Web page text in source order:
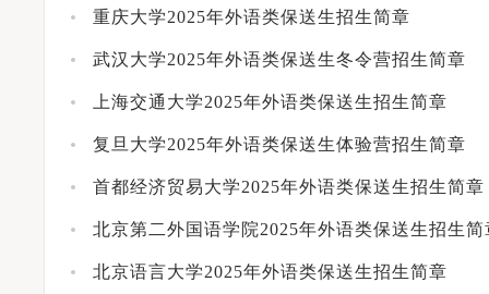
重庆大学2025年外语类保送生招生简章
武汉大学2025年外语类保送生冬令营招生简章
上海交通大学2025年外语类保送生招生简章
复旦大学2025年外语类保送生体验营招生简章
首都经济贸易大学2025年外语类保送生招生简章
北京第二外国语学院2025年外语类保送生招生简
北京语言大学2025年外语类保送生招生简章